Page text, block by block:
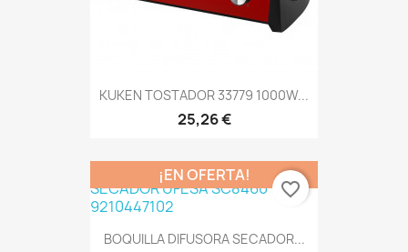
KUKEN TOSTADOR 33779 1000W...
25,26 €
BOQUILLA DIFUSORA SECADOR...
¡EN OFERTA!
favorite_border